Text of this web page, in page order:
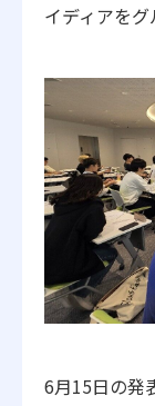
イディアをグ
6月15日の発